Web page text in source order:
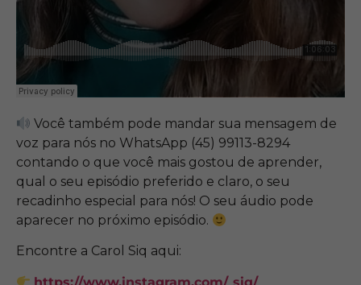
Você também pode mandar sua mensagem de
voz para nós no WhatsApp (45) 99113-8294
contando o que você mais gostou de aprender,
qual o seu episódio preferido e claro, o seu
recadinho especial para nós! O seu áudio pode
aparecer no próximo episódio.
Encontre a Carol Siq aqui: